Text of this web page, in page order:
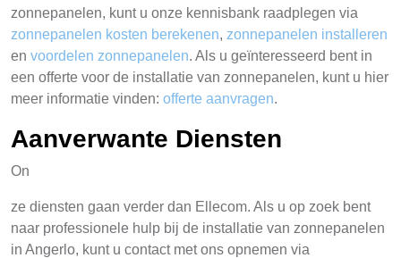
zonnepanelen, kunt u onze kennisbank raadplegen via
zonnepanelen kosten berekenen, zonnepanelen installeren
en voordelen zonnepanelen. Als u geïnteresseerd bent in
een offerte voor de installatie van zonnepanelen, kunt u hier
meer informatie vinden: offerte aanvragen.
Aanverwante Diensten
On
ze diensten gaan verder dan Ellecom. Als u op zoek bent
naar professionele hulp bij de installatie van zonnepanelen
in Angerlo, kunt u contact met ons opnemen via